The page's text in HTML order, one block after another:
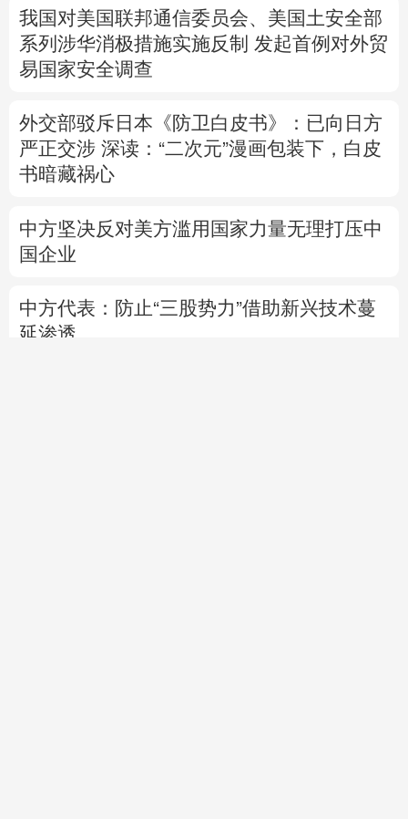
我国对美国联邦通信委员会、美国土安全部
系列涉华消极措施实施反制
发起首例对外贸
易国家安全调查
外交部驳斥日本《防卫白皮书》：已向日方
严正交涉 深读：“二次元”漫画包装下，白皮
书暗藏祸心
中方坚决反对美方滥用国家力量无理打压中
国企业
中方代表：防止“三股势力”借助新兴技术蔓
延渗透